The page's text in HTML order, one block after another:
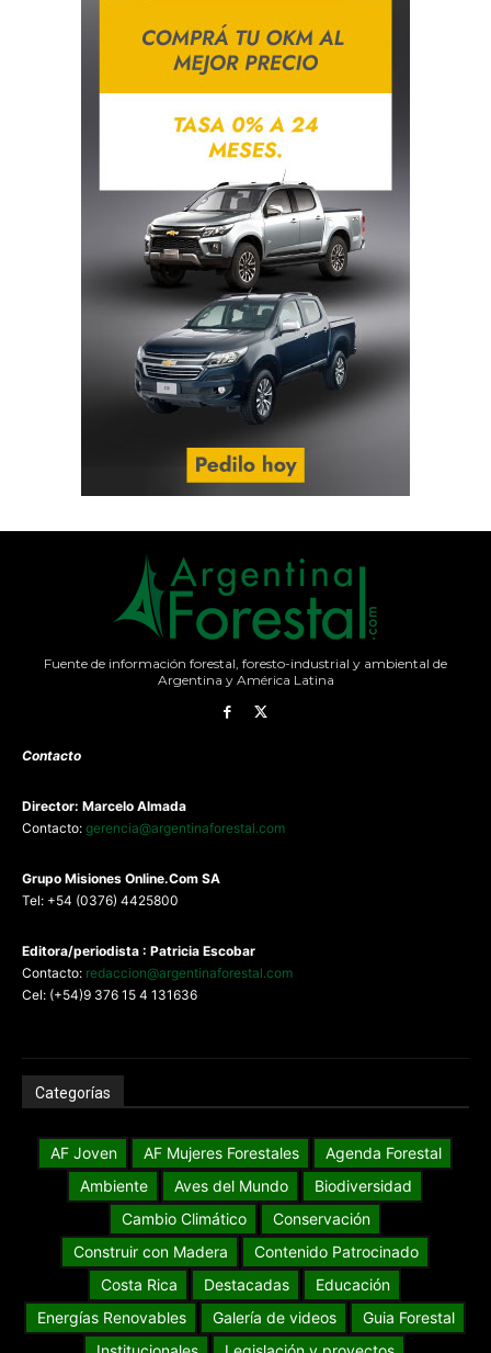
Fuente de información forestal, foresto-industrial y ambiental de
Argentina y América Latina
Contacto
Director: Marcelo Almada
Contacto: gerencia@argentinaforestal.com
Grupo Misiones Online.Com SA
Tel: +54 (0376) 4425800
Editora/periodista : Patricia Escobar
Contacto: redaccion@argentinaforestal.com
Cel: (+54)9 376 15 4 131636
Categorías
AF Joven AF Mujeres Forestales
Agenda Forestal
Ambiente
Aves del Mundo
Biodiversidad
Cambio Climático
Conservación
Construir con Madera
Contenido Patrocinado
Costa Rica
Destacadas
Educación
Energías Renovables
Galería de videos
Guia Forestal